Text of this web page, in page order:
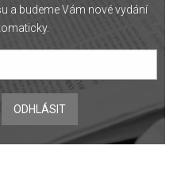
a budeme Vám nové vydání
ODHLÁSIT